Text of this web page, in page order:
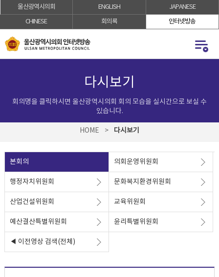
가
가
울산광역시의회 ENGLISH
JAPANESE
CHINESE
회의록 인터넷방송
다시보기
회의명을 클릭하시면 울산광역시의회 회의 모습을 실시간으로 보실 수
있습니다.
HOME > 다시보기
본회의 의회운영위원회
행정자치위원회 문화복지환경위원회
산업건설위원회 교육위원회
예산결산특별위원회 윤리특별위원회
◀ 이전영상 검색(전체)